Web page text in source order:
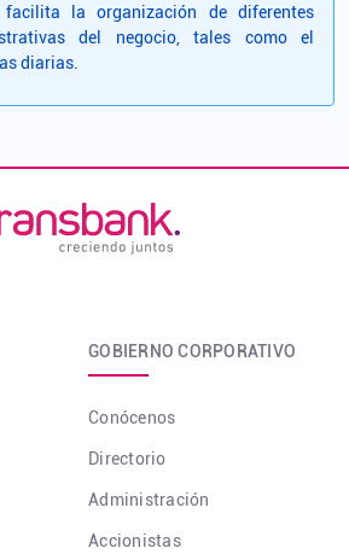
la organización de diferentes
del negocio, tales como el
diarias.
GOBIERNO CORPORATIVO
Conócenos
Directorio
Administración
Accionistas